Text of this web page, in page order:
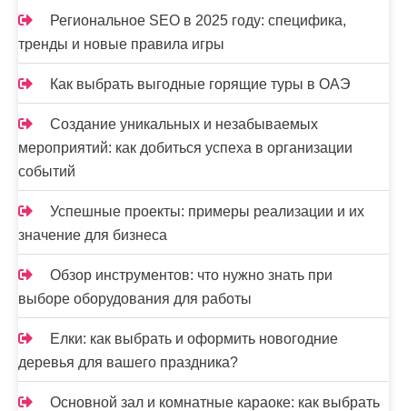
Региональное SEO в 2025 году: специфика,
тренды и новые правила игры
Как выбрать выгодные горящие туры в ОАЭ
Создание уникальных и незабываемых
мероприятий: как добиться успеха в организации
событий
Успешные проекты: примеры реализации и их
значение для бизнеса
Обзор инструментов: что нужно знать при
выборе оборудования для работы
Елки: как выбрать и оформить новогодние
деревья для вашего праздника?
Основной зал и комнатные караоке: как выбрать